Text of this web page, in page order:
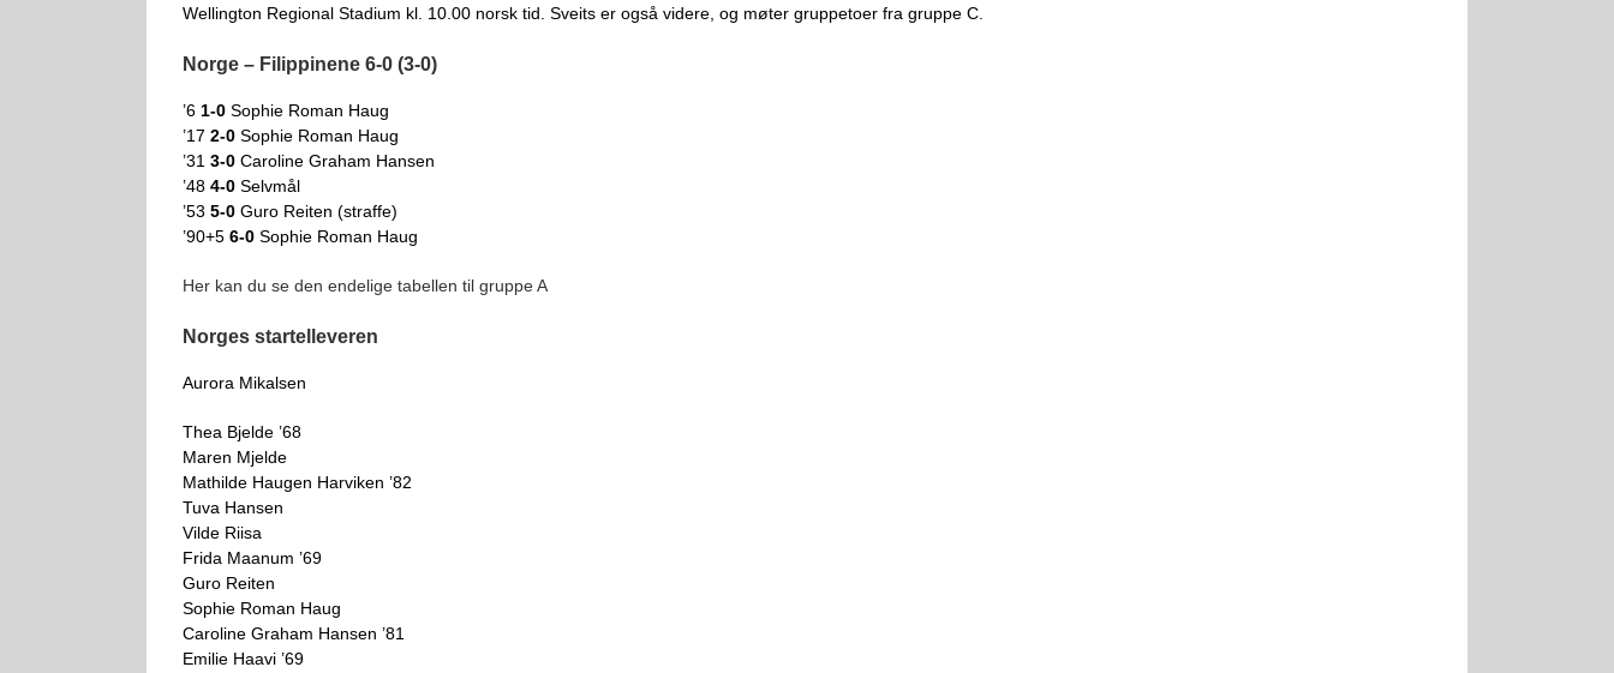
Wellington Regional Stadium kl. 10.00 norsk tid. Sveits er også videre, og møter gruppetoer fra gruppe C.
Norge – Filippinene 6-0 (3-0)
’6 1-0 Sophie Roman Haug
’17 2-0 Sophie Roman Haug
’31 3-0 Caroline Graham Hansen
’48 4-0 Selvmål
’53 5-0 Guro Reiten (straffe)
’90+5 6-0 Sophie Roman Haug
Her kan du se den endelige tabellen til gruppe A
Norges startelleveren
Aurora Mikalsen
Thea Bjelde ’68
Maren Mjelde
Mathilde Haugen Harviken ’82
Tuva Hansen
Vilde Riisa
Frida Maanum ’69
Guro Reiten
Sophie Roman Haug
Caroline Graham Hansen ’81
Emilie Haavi ’69